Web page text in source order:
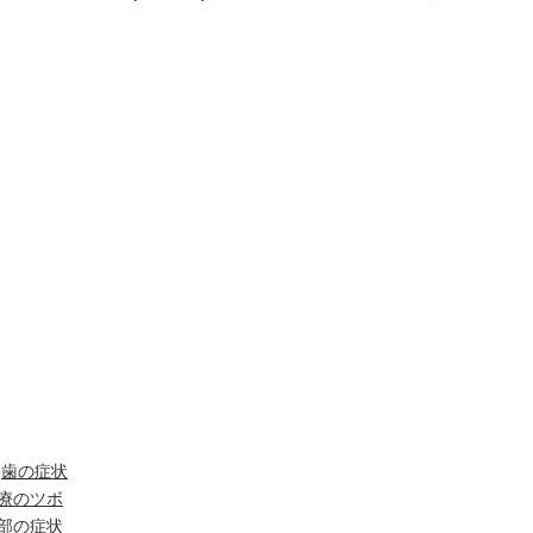
の症状
のツボ
の症状